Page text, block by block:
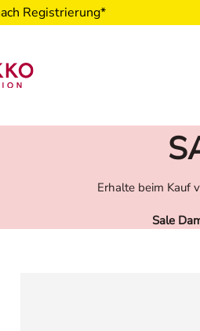
Registrierung*
Erhalte beim Kauf
Sale